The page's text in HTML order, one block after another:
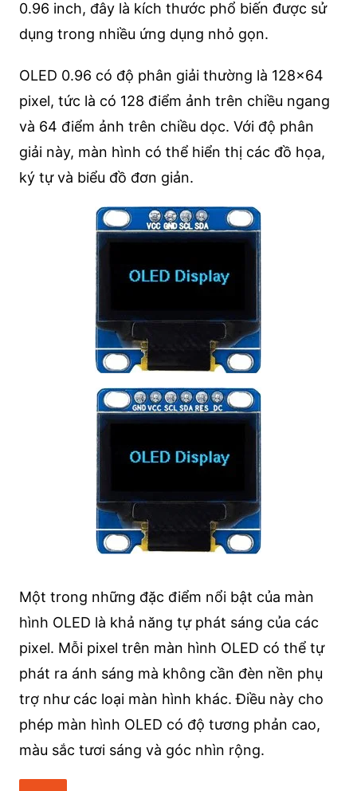
0.96 inch, đây là kích thước phổ biến được sử
dụng trong nhiều ứng dụng nhỏ gọn.
OLED 0.96 có độ phân giải thường là 128×64
pixel, tức là có 128 điểm ảnh trên chiều ngang
và 64 điểm ảnh trên chiều dọc. Với độ phân
giải này, màn hình có thể hiển thị các đồ họa,
ký tự và biểu đồ đơn giản.
Một trong những đặc điểm nổi bật của màn
hình OLED là khả năng tự phát sáng của các
pixel. Mỗi pixel trên màn hình OLED có thể tự
phát ra ánh sáng mà không cần đèn nền phụ
trợ như các loại màn hình khác. Điều này cho
phép màn hình OLED có độ tương phản cao,
màu sắc tươi sáng và góc nhìn rộng.